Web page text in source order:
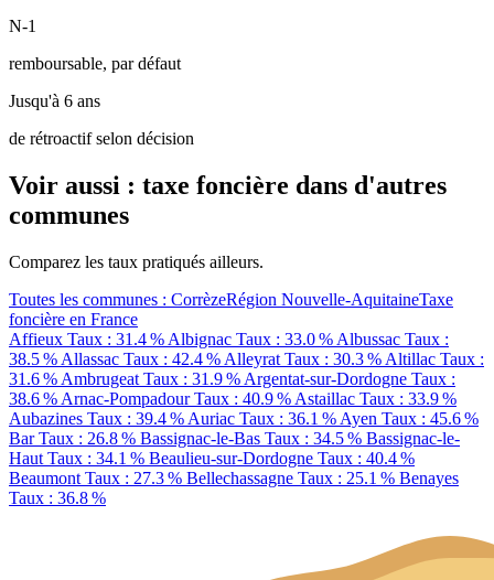
N-1
remboursable, par défaut
Jusqu'à 6 ans
de rétroactif selon décision
Voir aussi : taxe foncière dans d'autres
communes
Comparez les taux pratiqués ailleurs.
Toutes les communes : CorrèzeRégion Nouvelle-AquitaineTaxe
foncière en France
Affieux Taux : 31.4 % Albignac Taux : 33.0 % Albussac Taux :
38.5 % Allassac Taux : 42.4 % Alleyrat Taux : 30.3 % Altillac Taux :
31.6 % Ambrugeat Taux : 31.9 % Argentat-sur-Dordogne Taux :
38.6 % Arnac-PompadourTaux : 40.9 % Astaillac Taux : 33.9 %
Aubazines Taux : 39.4 % Auriac Taux : 36.1 % Ayen Taux : 45.6 %
BarTaux : 26.8 % Bassignac-le-Bas Taux : 34.5 % Bassignac-le-
Haut Taux : 34.1 % Beaulieu-sur-Dordogne Taux : 40.4 %
Beaumont Taux : 27.3 % Bellechassagne Taux : 25.1 % Benayes
Taux : 36.8 %